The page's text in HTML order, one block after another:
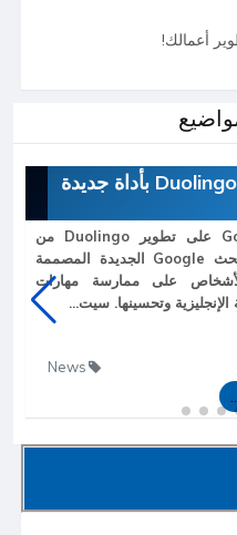
أعمالك!
شركة Google تنافس Duolingo بأداة جديدة
تعمل Google على تطوير Duolingo من
خلال ميزة بحث Google الجديدة المصممة
على ممارسة مهارات
الإنجليزية وتحسينها. سيت...
News